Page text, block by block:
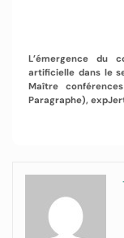
L’émergence du
artificielle dans le
Maître
Paragraphe),